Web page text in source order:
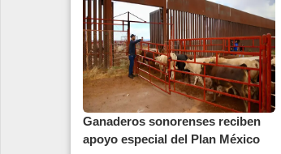
Ganaderos sonorenses reciben
apoyo especial del Plan México